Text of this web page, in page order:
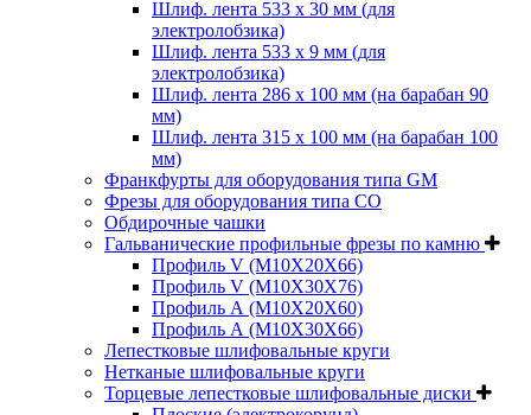
Шлиф. лента 533 х 30 мм (для
электролобзика)
Шлиф. лента 533 х 9 мм (для
электролобзика)
Шлиф. лента 286 х 100 мм (на барабан 90
мм)
Шлиф. лента 315 х 100 мм (на барабан 100
мм)
Франкфурты для оборудования типа GM
Фрезы для оборудования типа СО
Обдирочные чашки
Гальванические профильные фрезы по камню
Профиль V (M10X20X66)
Профиль V (M10X30X76)
Профиль А (М10Х20Х60)
Профиль А (М10Х30Х66)
Лепестковые шлифовальные круги
Нетканые шлифовальные круги
Торцевые лепестковые шлифовальные диски